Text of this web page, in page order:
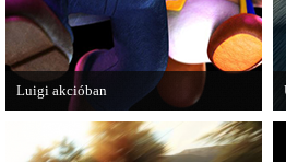
Luigi akcióban
A Nintendo 3DS-re készülő Luigi's
Mansion: Dark Moon újabb képeken